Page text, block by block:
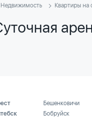
Недвижимость Квартиры на
Бешенковичи
Бобруйск